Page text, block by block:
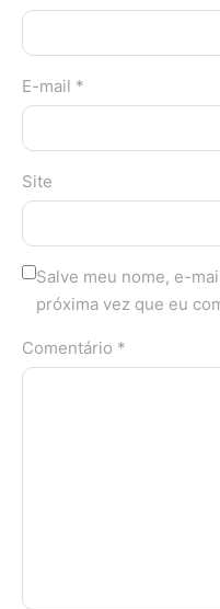
E-mail *
Site
Salve meu nome, e-
próxima vez que eu
Comentário *